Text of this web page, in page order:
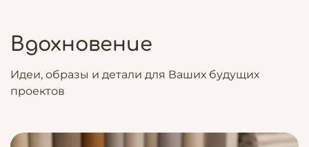
Вдохновение
Идеи, образы и детали для Ваших будущих
проектов